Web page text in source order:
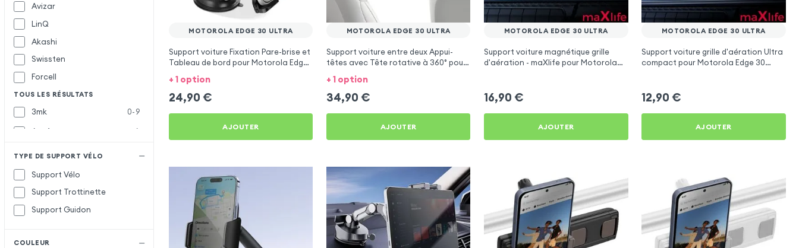
Avizar
LinQ
Akashi
Swissten
Forcell
TOUS LES RÉSULTATS
3mk
0-9
Acefast
A
Belkin
Forever
Maxlife
M
TYPE DE SUPPORT VÉLO
Support Vélo
Support Trottinette
Support Guidon
COULEUR
MOTOROLA EDGE 30 ULTRA
Support voiture Fixation Pare-brise et
Tableau de bord pour Motorola Edge
30 Ultra
+ 1 option
24,90 €
AJOUTER
MOTOROLA EDGE 30 ULTRA
Support voiture entre deux Appui-
têtes avec Tête rotative à 360° pour
Motorola Edge 30 Ultra
+ 1 option
34,90 €
AJOUTER
MOTOROLA EDGE 30 ULTRA
Support voiture magnétique grille
d'aération - maXlife pour Motorola
16,90 €
AJOUTER
MOTOROLA EDGE 30 ULTRA
Support voiture grille d'aération Ultra
compact pour Motorola Edge 30
12,90 €
AJOUTER